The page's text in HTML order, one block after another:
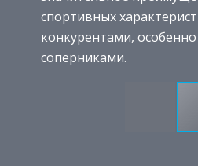
спортивных
конкурентами,
соперниками.